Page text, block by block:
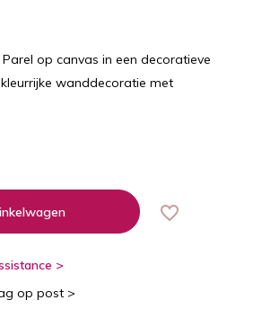
op canvas in een decoratieve
wanddecoratie met
>
op post >